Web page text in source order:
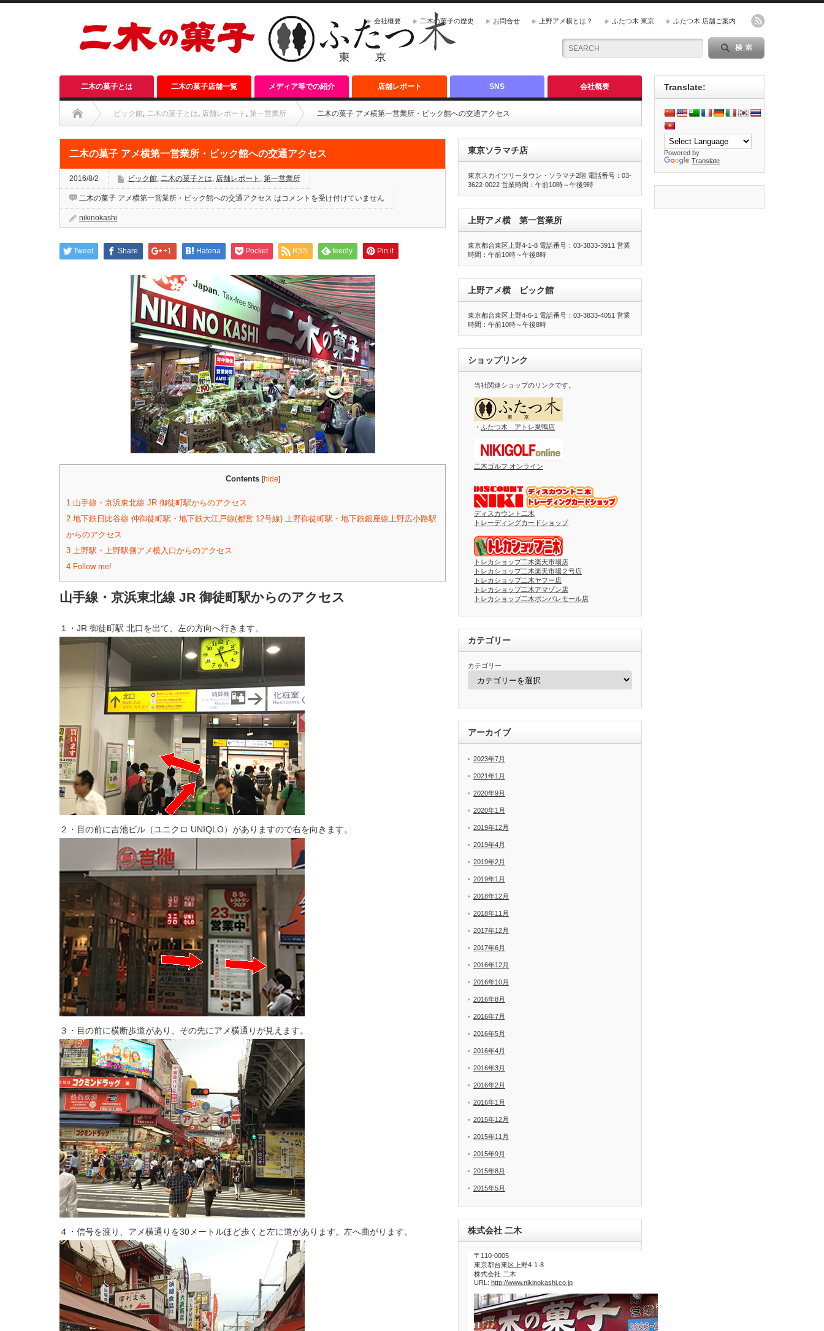
会社概要 二木の菓子の歴史 お問合せ 上野アメ横とは？ ふたつ木 東京 ふたつ木 店舗ご案内
二木の菓子とは 二木の菓子店舗一覧 メディア等での紹介 店舗レポート SNS 会社概要
ビック館, 二木の菓子とは, 店舗レポート , 第一営業所 二木の菓子 アメ横第一営業所・ビック館への交通アクセス
二木の菓子 アメ横第一営業所・ビック館への交通アクセス
2016/8/2 ビック館, 二木の菓子とは, 店舗レポート , 第一営業所
二木の菓子 アメ横第一営業所・ビック館への交通アクセス はコメントを受け付けていません
nikinokashi
Tweet Share +1 Hatena Pocket RSS feedly Pin it
Contents [hide]
1 山手線・京浜東北線 JR 御徒町駅からのアクセス
2 地下鉄日比谷線 仲御徒町駅・地下鉄大江戸線(都営 12号線) 上野御徒町駅・地下鉄銀座線上野広小路駅
からのアクセス
3 上野駅・上野駅側アメ横入口からのアクセス
4 Follow me!
山手線・京浜東北線 JR 御徒町駅からのアクセス
１・JR 御徒町駅 北口を出て、左の方向へ行きます。
２・目の前に吉池ビル（ユニクロ UNIQLO）がありますので右を向きます。
３・目の前に横断歩道があり、その先にアメ横通りが見えます。
４・信号を渡り、アメ横通りを30メートルほど歩くと左に道があります。左へ曲がります。
東京ソラマチ店
東京スカイツリータウン・ソラマチ2階 電話番号：03-
3622-0022 営業時間：午前10時～午後9時
上野アメ横 第一営業所
東京都台東区上野4-1-8 電話番号：03-3833-3911 営業
時間：午前10時～午後8時
上野アメ横 ビック館
東京都台東区上野4-6-1 電話番号：03-3833-4051 営業
時間：午前10時～午後8時
ショップリンク
当社関連ショップのリンクです。
・ ふたつ木 アトレ巣鴨店
二木ゴルフ オンライン
ディスカウント二木
トレーディングカードショップ
トレカショップ二木楽天市場店
トレカショップ二木楽天市場２号店
トレカショップ二木ヤフー店
トレカショップ二木アマゾン店
トレカショップ二木ポンパレモール店
カテゴリー
カテゴリー
アーカイブ
2023年7月
2021年1月
2020年9月
2020年1月
2019年12月
2019年4月
2019年2月
2019年1月
2018年12月
2018年11月
2017年12月
2017年6月
2016年12月
2016年10月
2016年8月
2016年7月
2016年5月
2016年4月
2016年3月
2016年2月
2016年1月
2015年12月
2015年11月
2015年9月
2015年8月
2015年5月
株式会社 二木
〒110-0005
東京都台東区上野4-1-8
株式会社 二木
URL: http://www.nikinokashi.co.jp
Translate:
Powered by
Translate